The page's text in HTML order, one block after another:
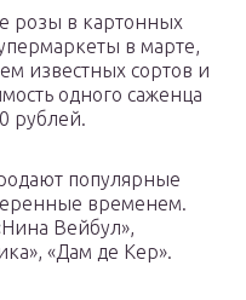
розы в картонных
в марте,
известных сортов и
одного саженца
рублей.
популярные
временем.
Вейбул»,
«Дам де Кер».